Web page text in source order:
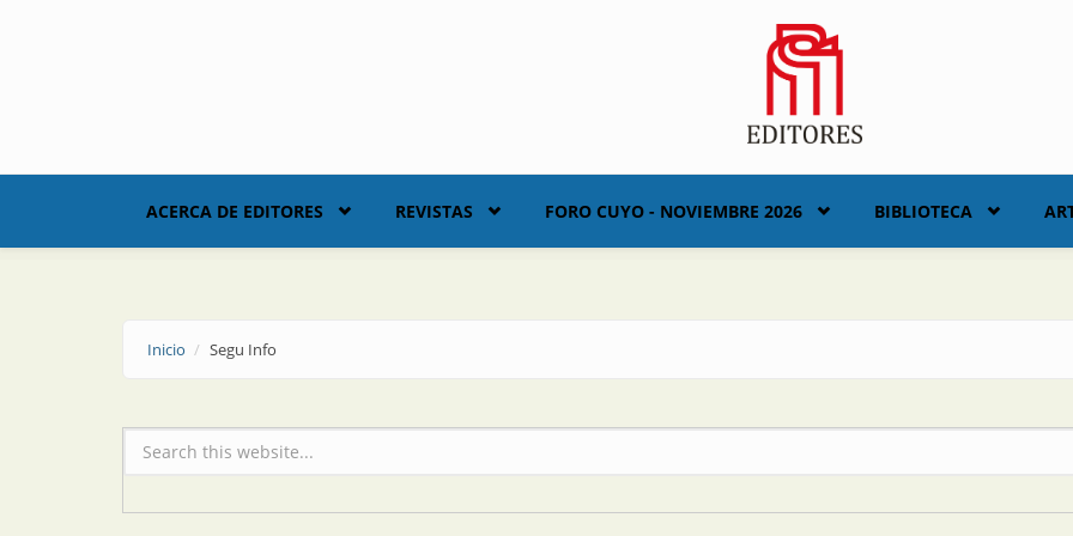
ACERCA DE EDITORES REVISTAS FORO CUYO - NOVIEMBRE 2026 BIBLIOTECA
Inicio Segu Info
Formulario de búsqueda